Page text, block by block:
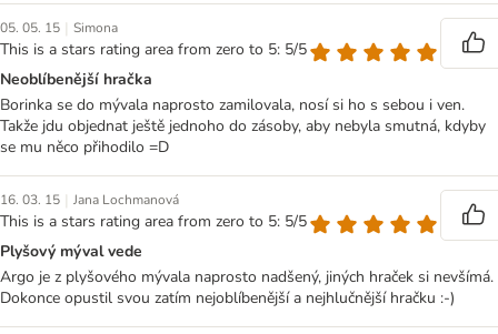
05. 05. 15 | Simona
This is a stars rating area from zero to 5: 5/5
Neoblíbenější hračka
Borinka se do mývala naprosto zamilovala, nosí si ho s sebou i ven.
Takže jdu objednat ještě jednoho do zásoby, aby nebyla smutná, kdyby
se mu něco přihodilo =D
16. 03. 15 | Jana Lochmanová
This is a stars rating area from zero to 5: 5/5
Plyšový mýval vede
Argo je z plyšového mývala naprosto nadšený, jiných hraček si nevšímá.
Dokonce opustil svou zatím nejoblíbenější a nejhlučnější hračku :-)